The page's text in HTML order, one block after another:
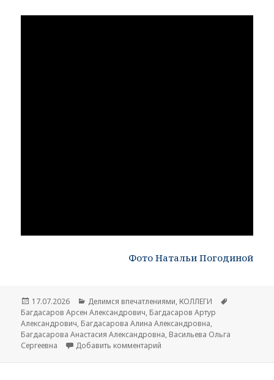
Фото Натальи Погодиной
Опубликовано
17.07.2026 Рубрики
Делимся впечатлениями, КОЛЛЕГИ
Багдасаров Арсен Александрович, Багдасаров Артур
Александрович, Багдасарова Алина Александровна,
Багдасарова Анастасия Александровна, Васильева Ольга
Сергеевна
Добавить комментарий